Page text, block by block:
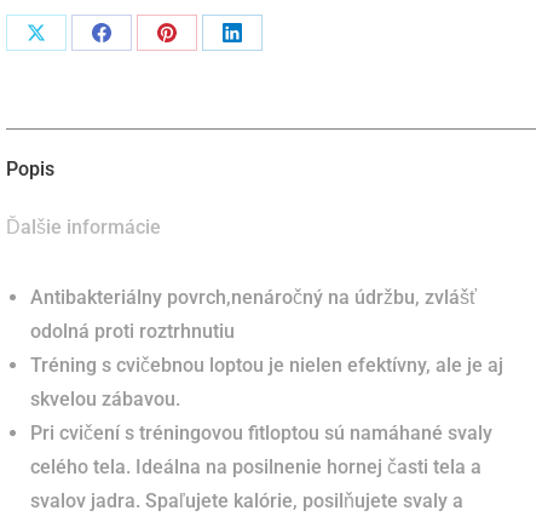
Podiel Podiel Podiel Podiel
Popis
Ďalšie informácie
Antibakteriálny povrch,nenáročný na údržbu, zvlášť
odolná proti roztrhnutiu
Tréning s cvičebnou loptou je nielen efektívny, ale je aj
skvelou zábavou.
Pri cvičení s tréningovou fitloptou sú namáhané svaly
celého tela. Ideálna na posilnenie hornej časti tela a
svalov jadra. Spaľujete kalórie, posilňujete svaly a